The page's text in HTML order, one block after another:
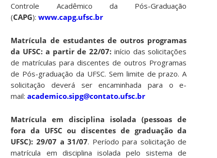
Controle Acadêmico da Pós-Graduação
(CAPG):www.capg.ufsc.br
Matrícula de estudantes de outros programas
da UFSC: a partir de 22/07: início das solicitações
de matrículas para discentes de outros Programas
de Pós-graduação da UFSC. Sem limite de prazo. A
solicitação deverá ser encaminhada para o e-
mail:academico.sipg@contato.ufsc.br
Matrícula em disciplina isolada (pessoas de
fora da UFSC ou discentes de graduação da
UFSC): 29/07 a 31/07. Período para solicitação de
matrícula em disciplina isolada pelo sistema de